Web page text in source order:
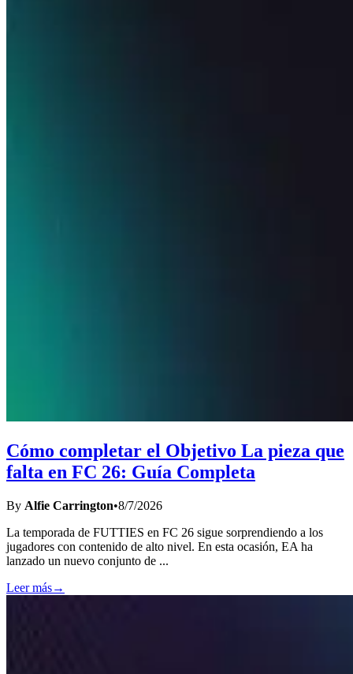
Cómo completar el Objetivo La pieza que
falta en FC 26: Guía Completa
By Alfie Carrington•8/7/2026
La temporada de FUTTIES en FC 26 sigue sorprendiendo a los
jugadores con contenido de alto nivel. En esta ocasión, EA ha
lanzado un nuevo conjunto de ...
Leer más→